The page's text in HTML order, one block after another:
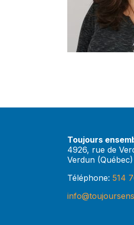
Toujours
4926, rue de
Verdun
Téléphone:514